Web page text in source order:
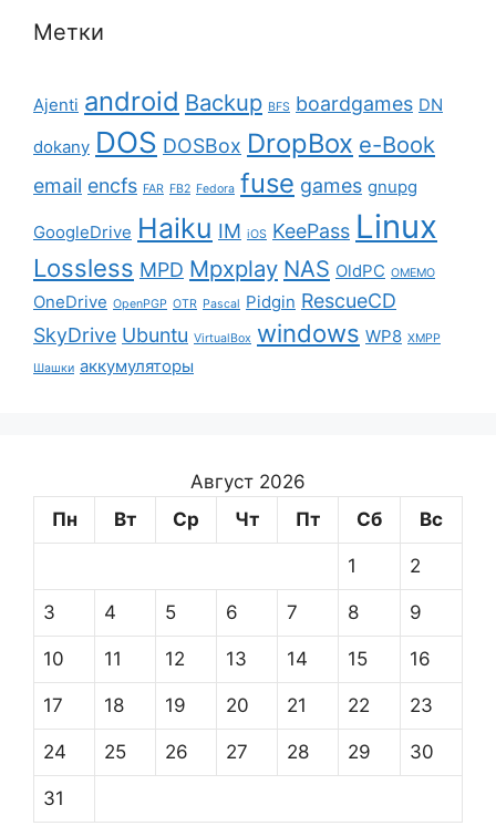
Метки
Ajenti android Backup BFS boardgames DN
dokany DOS DOSBox DropBox e-Book
email encfs FAR FB2 Fedora fuse games gnupg
GoogleDrive Haiku IM iOS KeePass Linux
Lossless MPD Mpxplay NAS OldPC OMEMO
OneDrive OpenPGP OTR Pascal Pidgin RescueCD
SkyDrive Ubuntu VirtualBox windows WP8 XMPP
Шашки аккумуляторы
Август 2026
Пн
Вт Ср Чт Пт Сб Вс
1 2
3 4 5 6 7 8 9
10 11 12 13 14 15 16
17 18 19 20 21 22 23
24 25 26 27 28 29 30
31